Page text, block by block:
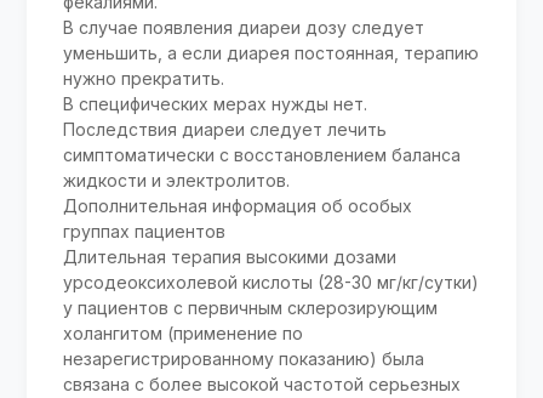
В случае появления диареи дозу следует
уменьшить, а если диарея постоянная, терапию
нужно прекратить.
В специфических мерах нужды нет.
Последствия диареи следует лечить
симптоматически с восстановлением баланса
жидкости и электролитов.
Дополнительная информация об особых
группах пациентов
Длительная терапия высокими дозами
урсодеоксихолевой кислоты (28-30 мг/кг/сутки)
у пациентов с первичным склерозирующим
холангитом (применение по
незарегистрированному показанию) была
связана с более высокой частотой серьезных